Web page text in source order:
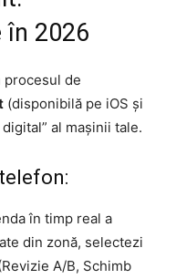
în 2026
procesul de
(disponibilă pe iOS și
al mașinii tale.
în timp real a
din zonă, selectezi
A/B, Schimb